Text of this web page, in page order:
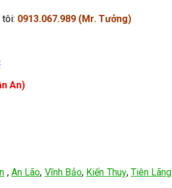
tôi: 0913.067.989 (Mr. Tưởng)
An)
, An Lão, Vĩnh Bảo, Kiến Thuỵ, Tiên Lãng